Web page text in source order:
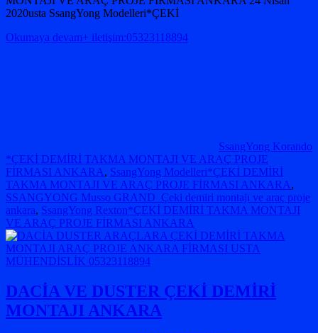
2020usta SsangYong Modelleri*ÇEKİ
Okumaya devam+ iletişim:05323118894
SsangYong Korando
*ÇEKİ DEMİRİ TAKMA MONTAJI VE ARAÇ PROJE
FİRMASI ANKARA, SsangYong Modelleri*ÇEKİ DEMİRİ
TAKMA MONTAJI VE ARAÇ PROJE FİRMASI ANKARA,
SSANGYONG Musso GRAND Çeki demiri montajı ve araç proje
ankara, SsangYong Rexton*ÇEKİ DEMİRİ TAKMA MONTAJI
VE ARAÇ PROJE FİRMASI ANKARA
DACİA VE DUSTER ÇEKİ DEMİRİ
MONTAJI ANKARA